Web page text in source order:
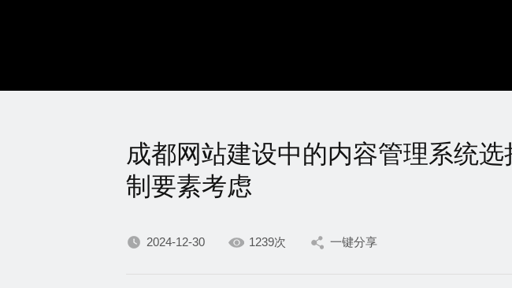
成都网站建设中的内容管理系统选
制要素考虑
2024-12-30 1239次 一键分享